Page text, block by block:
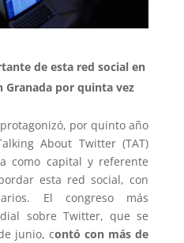
de esta red social en
Granada por quinta vez
por quinto año
About Twitter (TAT)
como capital y referente
esta red social, con
El congreso más
sobre Twitter, que se
junio, contó con más de